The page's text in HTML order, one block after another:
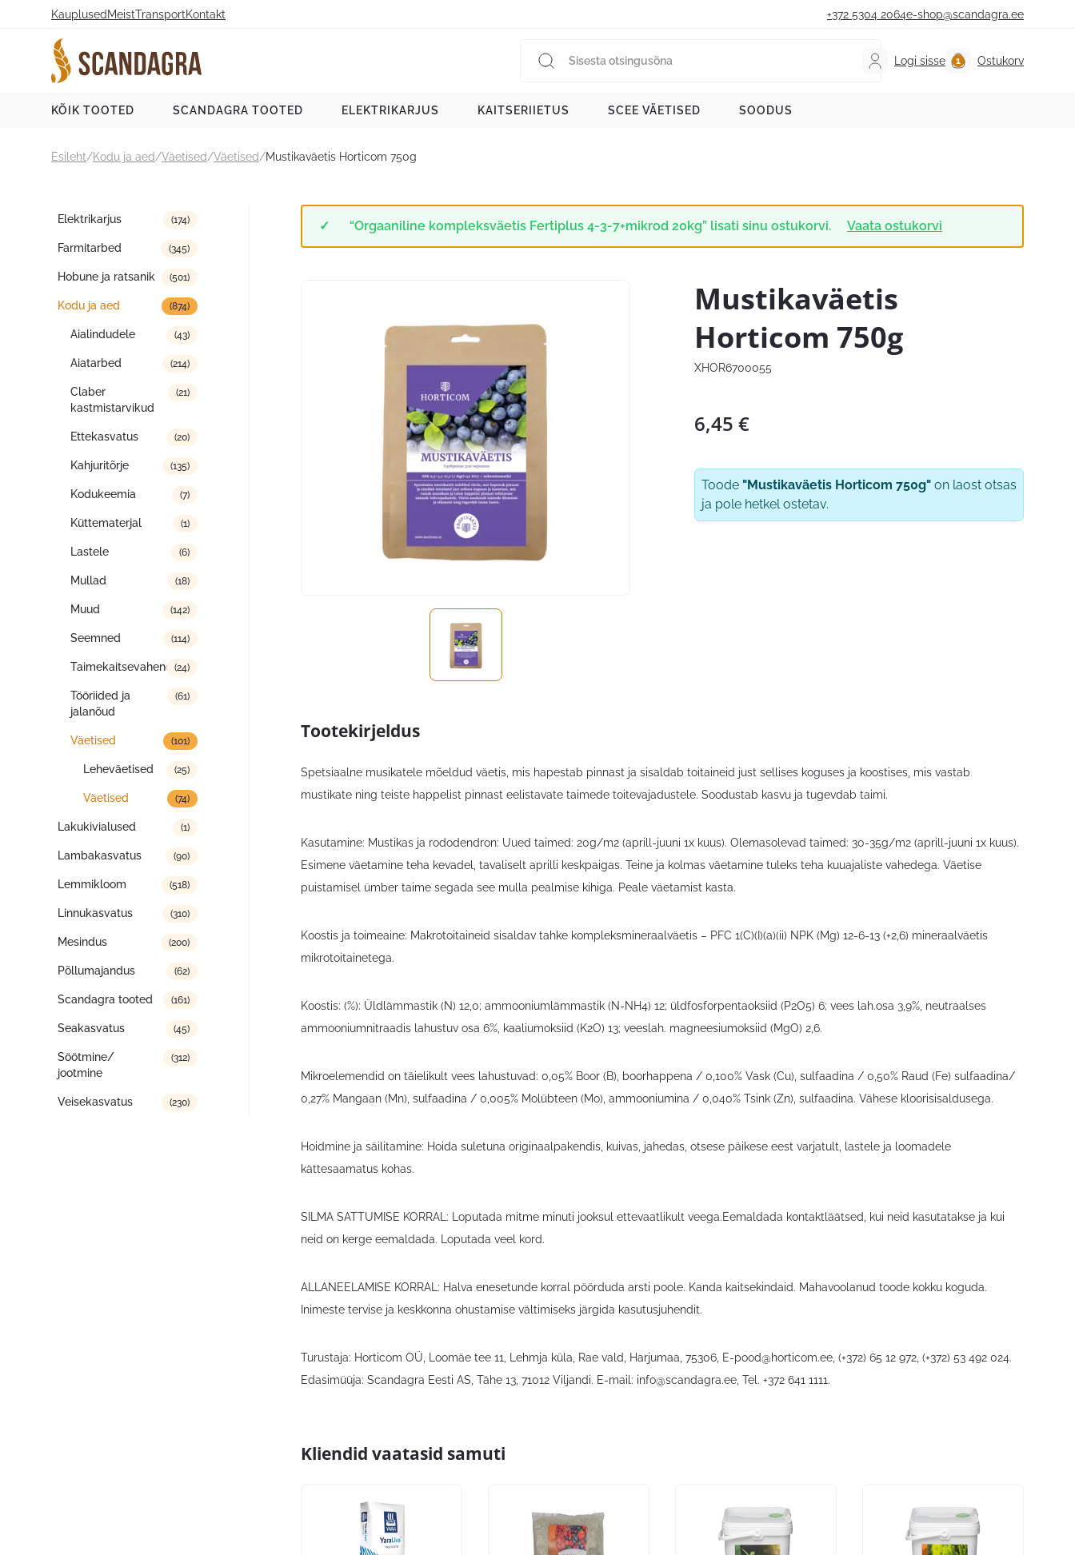
Kauplused MeistTransportKontakt +372 5304 2064e-shop@scandagra.ee
Logi sisse Ostukorv
KÕIK TOOTED SCANDAGRA TOOTED ELEKTRIKARJUS KAITSERIIETUS SCEE VÄETISED SOODUS
Esileht/Kodu ja aed/Väetised/Väetised/Mustikaväetis Horticom 750g
Tootekategooriad
Elektrikarjus (174)
Farmitarbed (345)
Hobune ja ratsanik (501)
Kodu ja aed (874)
Aialindudele (43)
Aiatarbed (214)
Claber
kastmistarvikud
(21)
Ettekasvatus (20)
Kahjuritõrje (135)
Kodukeemia (7)
Küttematerjal (1)
Lastele (6)
Mullad (18)
Muud (142)
Seemned (114)
Taimekaitsevahendid(24)
Tööriided ja
jalanõud
(61)
Väetised (101)
Leheväetised (25)
Väetised (74)
Lakukivialused (1)
Lambakasvatus (90)
Lemmikloom (518)
Linnukasvatus (310)
Mesindus (200)
Põllumajandus (62)
Scandagra tooted (161)
Seakasvatus (45)
Söötmine/
jootmine
(312)
Veisekasvatus (230)
“Orgaaniline kompleksväetis Fertiplus 4-3-7+mikrod 20kg” lisati sinu ostukorvi. Vaata ostukorvi
Mustikaväetis
Horticom 750g
XHOR6700055
6,45 €
Toode "Mustikaväetis Horticom 750g" on laost otsas
ja pole hetkel ostetav.
Tootekirjeldus
Spetsiaalne musikatele mõeldud väetis, mis hapestab pinnast ja sisaldab toitaineid just sellises koguses ja koostises, mis vastab
mustikate ning teiste happelist pinnast eelistavate taimede toitevajadustele. Soodustab kasvu ja tugevdab taimi.
Kasutamine: Mustikas ja rododendron: Uued taimed: 20g/m2 (aprill-juuni 1x kuus). Olemasolevad taimed: 30-35g/m2 (aprill-juuni 1x kuus).
Esimene väetamine teha kevadel, tavaliselt aprilli keskpaigas. Teine ja kolmas väetamine tuleks teha kuuajaliste vahedega. Väetise
puistamisel ümber taime segada see mulla pealmise kihiga. Peale väetamist kasta.
Koostis ja toimeaine: Makrotoitaineid sisaldav tahke kompleksmineraalväetis – PFC 1(C)(I)(a)(ii) NPK (Mg) 12-6-13 (+2,6) mineraalväetis
mikrotoitainetega.
Koostis: (%): Üldlämmastik (N) 12,0; ammooniumlämmastik (N-NH4) 12; üldfosforpentaoksiid (P2O5) 6; vees lah.osa 3,9%, neutraalses
ammooniumnitraadis lahustuv osa 6%, kaaliumoksiid (K2O) 13; veeslah. magneesiumoksiid (MgO) 2,6.
Mikroelemendid on täielikult vees lahustuvad: 0,05% Boor (B), boorhappena / 0,100% Vask (Cu), sulfaadina / 0,50% Raud (Fe) sulfaadina/
0,27% Mangaan (Mn), sulfaadina / 0,005% Molübteen (Mo), ammooniumina / 0,040% Tsink (Zn), sulfaadina. Vähese kloorisisaldusega.
Hoidmine ja säilitamine: Hoida suletuna originaalpakendis, kuivas, jahedas, otsese päikese eest varjatult, lastele ja loomadele
kättesaamatus kohas.
SILMA SATTUMISE KORRAL: Loputada mitme minuti jooksul ettevaatlikult veega.Eemaldada kontaktläätsed, kui neid kasutatakse ja kui
neid on kerge eemaldada. Loputada veel kord.
ALLANEELAMISE KORRAL: Halva enesetunde korral pöörduda arsti poole. Kanda kaitsekindaid. Mahavoolanud toode kokku koguda.
Inimeste tervise ja keskkonna ohustamise vältimiseks järgida kasutusjuhendit.
Turustaja: Horticom OÜ, Loomäe tee 11, Lehmja küla, Rae vald, Harjumaa, 75306, E-pood@horticom.ee , (+372) 65 12 972, (+372) 53 492 024.
Edasimüüja: Scandagra Eesti AS, Tähe 13, 71012 Viljandi. E-mail: info@scandagra.ee , Tel. +372 641 1111.
Kliendid vaatasid samuti